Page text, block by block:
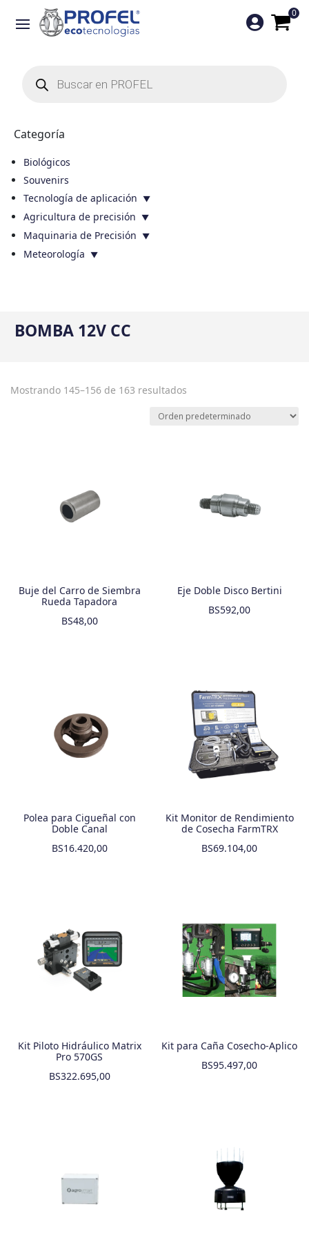
productos
0

Categoría
Biológicos
Souvenirs
Tecnología de aplicación
Agricultura de precisión
Maquinaria de Precisión
Meteorología
BOMBA 12V CC
Mostrando 145–156 de 163 resultados
Buje del Carro de Siembra
Rueda Tapadora
BS48,00
Eje Doble Disco Bertini
BS592,00
Polea para Cigueñal con
Doble Canal
BS16.420,00
Kit Monitor de Rendimiento
de Cosecha FarmTRX
BS69.104,00
Kit Piloto Hidráulico Matrix
Pro 570GS
BS322.695,00
Kit para Caña Cosecho-Aplico
BS95.497,00